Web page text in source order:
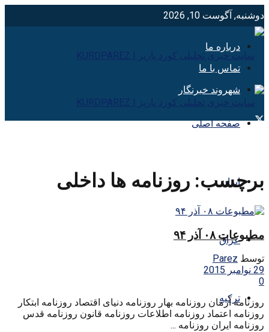
دوشنبه, آگوست 10, 2026
درباره ما
تماس با ما
شهروند خبرنگار
صفحه اصلی
ایران
عراق
ترکیه
برچسب: روزنامه ها داخلی
مطبوعات ۰۸ آذر ۹۴
توسط Parez
29 نوامبر 2015
0
روزنامه آرمان روزنامه بهار روزنامه دنیای اقتصاد روزنامه ابتکار
روزنامه اعتماد روزنامه اطلاعات روزنامه قانون روزنامه قدس
روزنامه ایران روزنامه ...